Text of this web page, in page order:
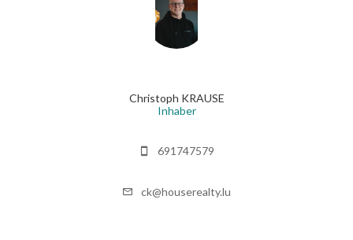
Christoph KRAUSE
Inhaber
691747579
ck@houserealty.lu